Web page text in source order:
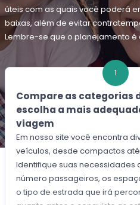
úteis com as quais você poderá
baixas, além de evitar
Lembre-se que o planejamento
1
Compare as categorias
escolha a mais
viagem
Em nosso site você encontra
veículos, desde compactos até
Identifique suas necessidades
número passageiros, os
o tipo de estrada que irá